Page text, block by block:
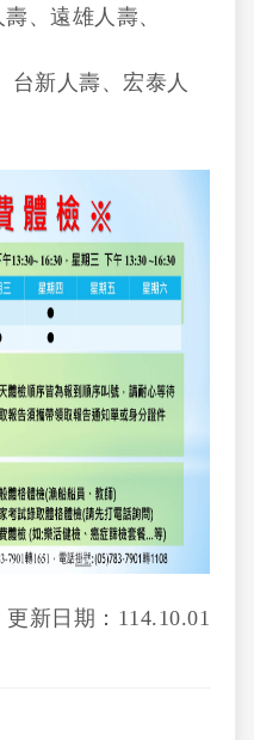
、遠雄人壽、
宏泰人
更新日期：114.10.01